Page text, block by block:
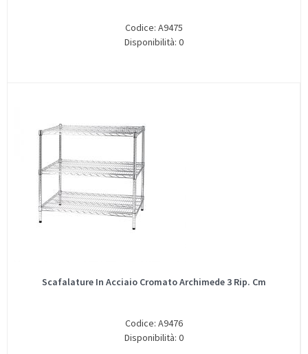
Codice: A9475
Disponibilità: 0
Scafalature In Acciaio Cromato Archimede 3 Rip. Cm
Codice: A9476
Disponibilità: 0